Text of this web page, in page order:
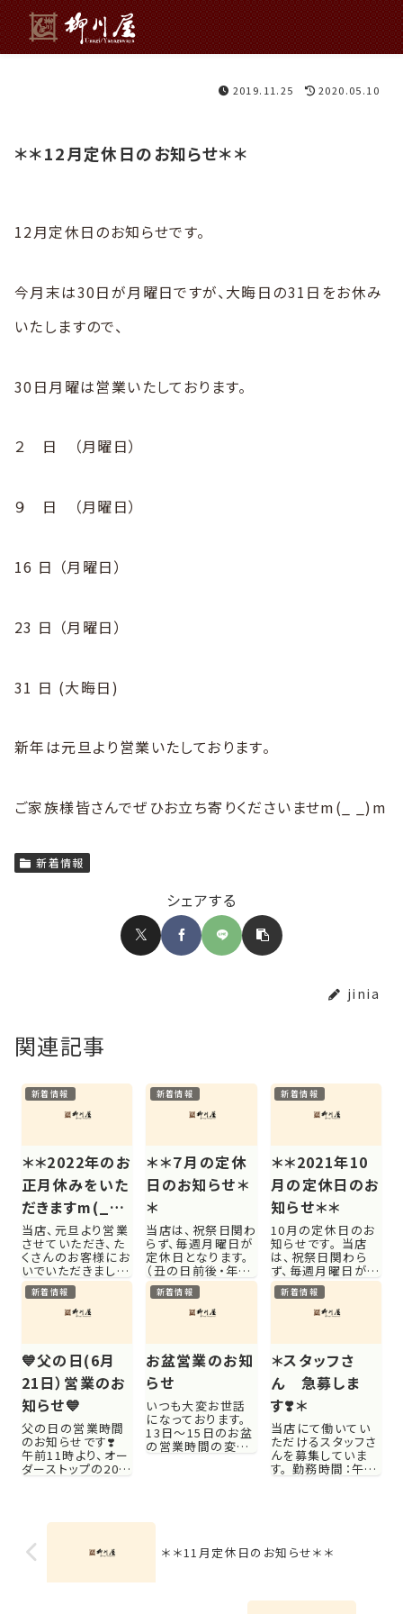
2019.11.25 2020.05.10
＊＊12月定休日のお知らせ＊＊
12月定休日のお知らせです。
今月末は30日が月曜日ですが、大晦日の31日をお休み
いたしますので、
30日月曜は営業いたしております。
２ 日 （月曜日）
９ 日 （月曜日）
16 日 （月曜日）
23 日 （月曜日）
31 日 (大晦日)
新年は元旦より営業いたしております。
ご家族様皆さんでぜひお立ち寄りくださいませm(_ _)m
新着情報
シェアする
jinia
関連記事
新着情報
＊＊2022年のお
正月休みをいた
だきますm(_
_)m＊＊
当店、元旦より営業
させていただき、た
くさんのお客様にお
いでいただきまし
た。 本当にありがと
うございました。 店
長、スタッフの頑張
日）の３日間、 お正
月休みをいただくこ
とにいたしました。
大変申し訳ありま
せん...
新着情報
＊＊７月の定休
日のお知らせ＊
＊
当店は、祝祭日関わ
らず、毎週月曜日が
定休日となります。
（丑の日前後・年末
年始は変更あり） 7
月は丑の日がござ
います。 定休日及び
ので、 丑の日ウィー
ク新着情報にてご
確認くださいませ。
なお、ご来店のご
予...
新着情報
＊＊2021年10
月の定休日のお
知らせ＊＊
10月の定休日のお
知らせです。 当店
は、祝祭日関わら
ず、毎週月曜日が定
休日となります。
（丑の日前後・年末
年始は変更あり） ４
月曜日 25日
月曜日 時短営業も
解除され、平常営業
となりま...
新着情報
💙父の日(6月
21日）営業のお
知らせ💙
父の日の営業時間
のお知らせです❣️
午前11時より、オー
ダーストップの20時
間でもご遠慮なく、
💁 鰻のお持ち帰り
も承ります🍀 お持
新着情報
お盆営業のお知
らせ
いつも大変お世話
になっております。
13日〜15日のお盆
の営業時間の変更
での３日間は準備
業致しております。
帰...
新着情報
＊スタッフさ
ん 急募しま
す❣️＊
当店にて働いてい
ただけるスタッフさ
んを募集していま
す。 勤務時間：午前
務がメインですが、
厨房内作業もあり
をお持...
＊＊11月定休日のお知らせ＊＊